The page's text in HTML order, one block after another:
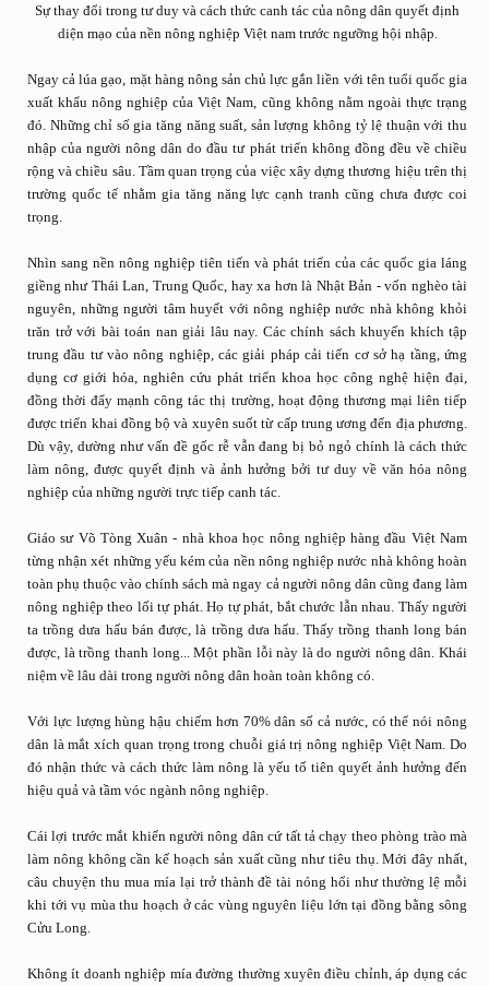
Sự thay đổi trong tư duy và cách thức canh tác của nông dân quyết định
diện mạo của nền nông nghiệp Việt nam trước ngưỡng hội nhập.​
Ngay cả lúa gạo, mặt hàng nông sản chủ lực gắn liền với tên tuổi quốc gia
xuất khẩu nông nghiệp của Việt Nam, cũng không nằm ngoài thực trạng
đó. Những chỉ số gia tăng năng suất, sản lượng không tỷ lệ thuận với thu
nhập của người nông dân do đầu tư phát triển không đồng đều về chiều
rộng và chiều sâu. Tầm quan trọng của việc xây dựng thương hiệu trên thị
trường quốc tế nhằm gia tăng năng lực cạnh tranh cũng chưa được coi
trọng.
Nhìn sang nền nông nghiệp tiên tiến và phát triển của các quốc gia láng
giềng như Thái Lan, Trung Quốc, hay xa hơn là Nhật Bản - vốn nghèo tài
nguyên, những người tâm huyết với nông nghiệp nước nhà không khỏi
trăn trở với bài toán nan giải lâu nay. Các chính sách khuyến khích tập
trung đầu tư vào nông nghiệp, các giải pháp cải tiến cơ sở hạ tầng, ứng
dụng cơ giới hóa, nghiên cứu phát triển khoa học công nghệ hiện đại,
đồng thời đẩy mạnh công tác thị trường, hoạt động thương mại liên tiếp
được triển khai đồng bộ và xuyên suốt từ cấp trung ương đến địa phương.
Dù vậy, dường như vấn đề gốc rễ vẫn đang bị bỏ ngỏ chính là cách thức
làm nông, được quyết định và ảnh hưởng bởi tư duy về văn hóa nông
nghiệp của những người trực tiếp canh tác.
Giáo sư Võ Tòng Xuân - nhà khoa học nông nghiệp hàng đầu Việt Nam
từng nhận xét những yếu kém của nền nông nghiệp nước nhà không hoàn
toàn phụ thuộc vào chính sách mà ngay cả người nông dân cũng đang làm
nông nghiệp theo lối tự phát. Họ tự phát, bắt chước lẫn nhau. Thấy người
ta trồng dưa hấu bán được, là trồng dưa hấu. Thấy trồng thanh long bán
được, là trồng thanh long... Một phần lỗi này là do người nông dân. Khái
niệm về lâu dài trong người nông dân hoàn toàn không có.
Với lực lượng hùng hậu chiếm hơn 70% dân số cả nước, có thể nói nông
dân là mắt xích quan trọng trong chuỗi giá trị nông nghiệp Việt Nam. Do
đó nhận thức và cách thức làm nông là yếu tố tiên quyết ảnh hưởng đến
hiệu quả và tầm vóc ngành nông nghiệp.
Cái lợi trước mắt khiến người nông dân cứ tất tả chạy theo phòng trào mà
làm nông không cần kế hoạch sản xuất cũng như tiêu thụ. Mới đây nhất,
câu chuyện thu mua mía lại trở thành đề tài nóng hổi như thường lệ mỗi
khi tới vụ mùa thu hoạch ở các vùng nguyên liệu lớn tại đồng bằng sông
Cửu Long.
Không ít doanh nghiệp mía đường thường xuyên điều chỉnh, áp dụng các